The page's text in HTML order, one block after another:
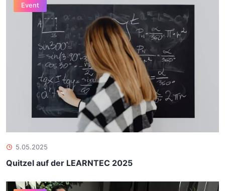
Event
5.05.2025
Quitzel auf der LEARNTEC 2025